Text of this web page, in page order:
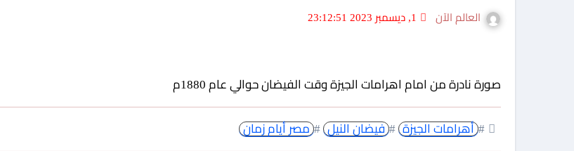
العالم الآن
صورة نادرة من امام اهرامات الجيزة وقت الفيضان حوالي عام 1880م
# أهرامات الجيزة # فيضان النيل # مصر أيام زمان